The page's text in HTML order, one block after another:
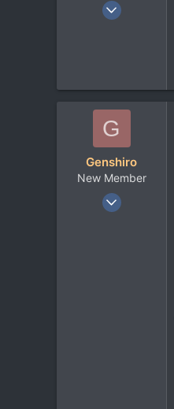
25 Янв 2003
Москва
G
Genshiro
New Member
1 Фев 2023